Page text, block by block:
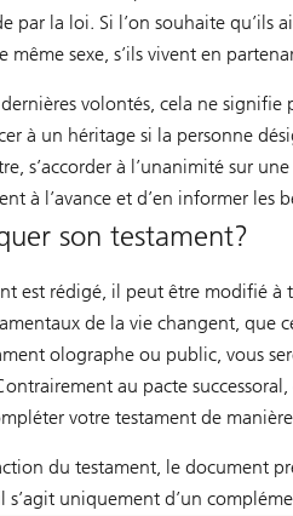
par la loi. Si l’on souhaite qu’ils
même sexe, s’ils vivent en
volontés, cela ne
à un héritage si la personne
s’accorder à l’unanimité sur
à l’avance et d’en informer les
son testament?
est rédigé, il peut être modifié
de la vie changent, que
olographe ou public, vous
au pacte
votre testament de
du testament, le document
s’agit uniquement d’un